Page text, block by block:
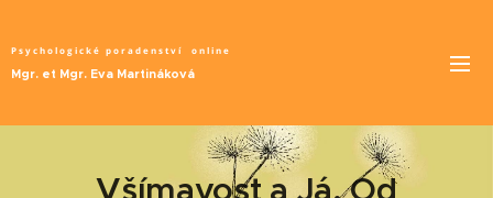
Psychologické poradenství online
Mgr. et Mgr. Eva Martináková